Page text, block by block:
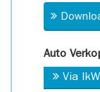
Auto
Via